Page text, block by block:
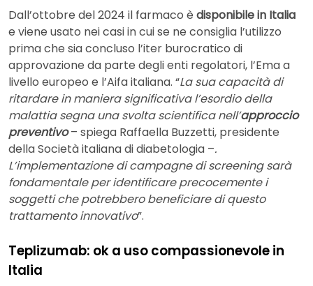
Dall’ottobre del 2024 il farmaco è disponibile in Italia
e viene usato nei casi in cui se ne consiglia l’utilizzo
prima che sia concluso l’iter burocratico di
approvazione da parte degli enti regolatori, l’Ema a
livello europeo e l’Aifa italiana. “La sua capacità di
ritardare in maniera significativa l’esordio della
malattia segna una svolta scientifica nell’approccio
preventivo– spiega Raffaella Buzzetti, presidente
della Società italiana di diabetologia –.
L’implementazione di campagne di screening sarà
fondamentale per identificare precocemente i
soggetti che potrebbero beneficiare di questo
trattamento innovativo”.
Teplizumab: ok a uso compassionevole in
Italia